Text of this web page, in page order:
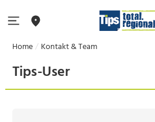
Home Kontakt & Team
Tips-User